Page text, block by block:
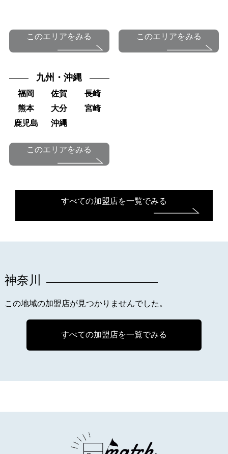
このエリアをみる このエリアをみる
九州・沖縄
福岡 佐賀
長崎
熊本
大分
宮崎
鹿児島
沖縄
このエリアをみる
すべての加盟店を一覧でみる
神奈川
この地域の加盟店が見つかりませんでした。
すべての加盟店を一覧でみる